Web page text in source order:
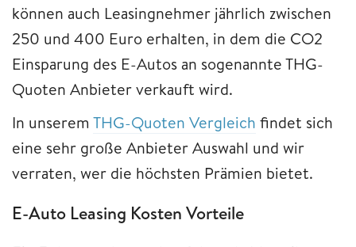
können auch Leasingnehmer jährlich zwischen
250 und 400 Euro erhalten, in dem die CO2
Einsparung des E-Autos an sogenannte THG-
Quoten Anbieter verkauft wird.
In unserem THG-Quoten Vergleich findet sich
eine sehr große Anbieter Auswahl und wir
verraten, wer die höchsten Prämien bietet.
E-Auto Leasing Kosten Vorteile